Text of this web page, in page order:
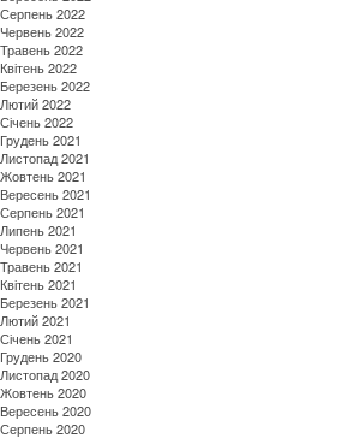
Серпень 2022
Червень 2022
Травень 2022
Квітень 2022
Березень 2022
Лютий 2022
Січень 2022
Грудень 2021
Листопад 2021
Жовтень 2021
Вересень 2021
Серпень 2021
Липень 2021
Червень 2021
Травень 2021
Квітень 2021
Березень 2021
Лютий 2021
Січень 2021
Грудень 2020
Листопад 2020
Жовтень 2020
Вересень 2020
Серпень 2020